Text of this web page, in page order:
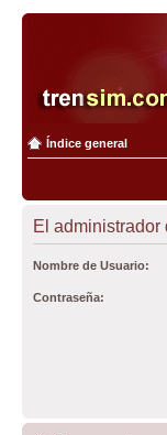
Índice general
El administrador
Nombre de Usuario:
Contraseña: